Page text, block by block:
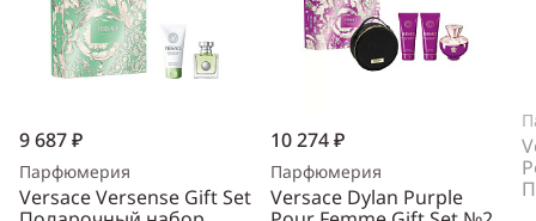
9 687 ₽
Парфюмерия
Versace Versense Gift Set
10 274 ₽
Парфюмерия
Versace Dylan Purple